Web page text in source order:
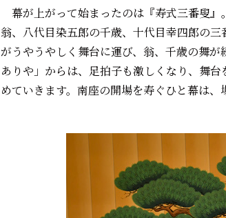
幕が上がって始まったのは『寿式三番叟
翁、八代目染五郎の千歳、十代目幸四郎の
がうやうやしく舞台に運び、翁、千歳の舞
ありや」からは、足拍子も激しくなり、舞
めていきます。南座の開場を寿ぐひと幕は、